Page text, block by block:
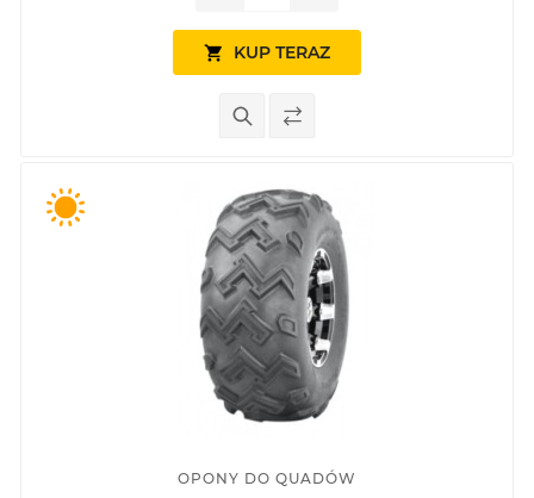
 KUP TERAZ
OPONY DO QUADÓW